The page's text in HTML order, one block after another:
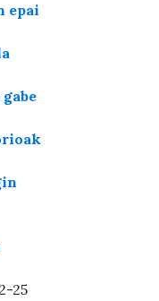
epai
25